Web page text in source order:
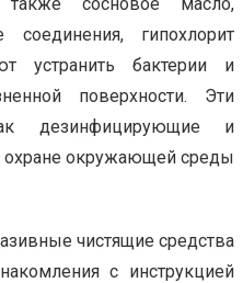
гипохлорит
устранить бактерии и
поверхности. Эти
дезинфицирующие и
охране окружающей среды
чистящие средства
с инструкцией